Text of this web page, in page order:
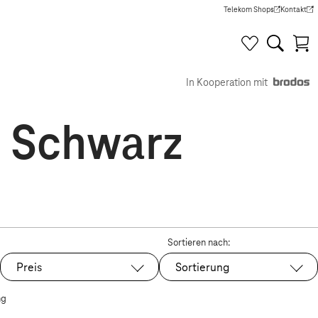
Telekom Shops
(Wird in einem neuen Tab
Kontakt
(Wird in
In Kooperation mit
Preis
Sortieren nach:
Sortierung